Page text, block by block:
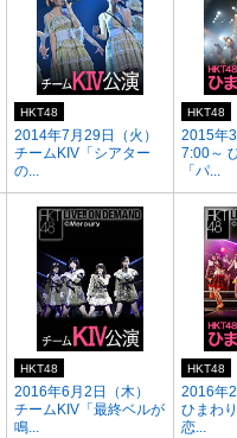
2014年7月29日（火）
チームKIV「シアター
の...
HKT48
2015年
7:00～
「パ...
HKT48
2016年6月2日（木）
チームKIV「最終ベルが
鳴...
HKT48
2016年2
ひまわ
恋...
HKT48